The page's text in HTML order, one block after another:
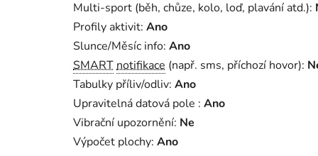
Multi-sport (běh, chůze, kolo, loď, plavání atd.):
Profily aktivit: Ano
Slunce/Měsíc info: Ano
SMARTnotifikace (např. sms, příchozí hovor):
Tabulky příliv/odliv: Ano
Upravitelná datová pole : Ano
Vibrační upozornění: Ne
Výpočet plochy: Ano